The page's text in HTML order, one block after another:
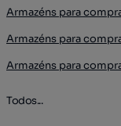
Armazéns para
Armazéns para
Armazéns para
Todos...